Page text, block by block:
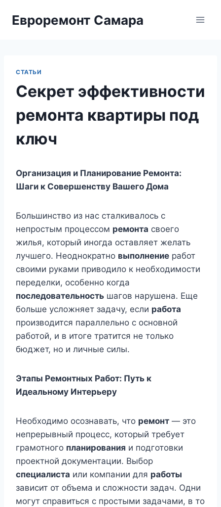
Евроремонт Самара
СТАТЬИ
Секрет эффективности
ремонта квартиры под
ключ
Организация и Планирование Ремонта:
Шаги к Совершенству Вашего Дома
Большинство из нас сталкивалось с
непростым процессом ремонта своего
жилья, который иногда оставляет желать
лучшего. Неоднократно выполнение работ
своими руками приводило к необходимости
переделки, особенно когда
последовательность шагов нарушена. Еще
больше усложняет задачу, если работа
производится параллельно с основной
работой, и в итоге тратится не только
бюджет, но и личные силы.
Этапы Ремонтных Работ: Путь к
Идеальному Интерьеру
Необходимо осознавать, что ремонт — это
непрерывный процесс, который требует
грамотного планирования и подготовки
проектной документации. Выбор
специалиста или компании для работы
зависит от объема и сложности задач. Одни
могут справиться с простыми задачами, в то